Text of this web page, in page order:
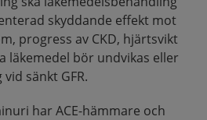
skyddande effekt mot
progress av CKD, hjärtsvikt
läkemedel bör undvikas eller
sänkt GFR.
har ACE-hämmare och